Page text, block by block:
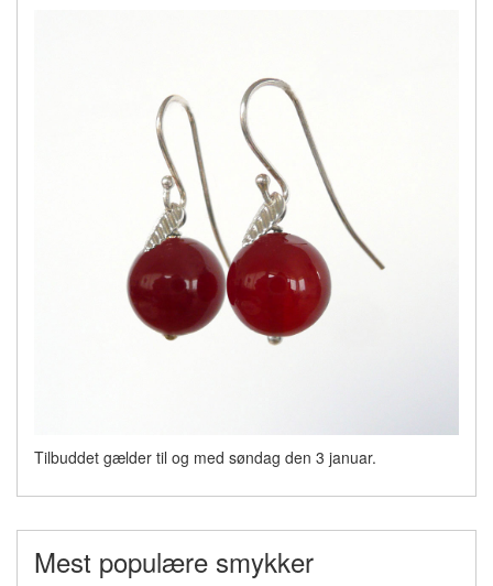
Tilbuddet gælder til og med søndag den 3 januar.
Mest populære smykker